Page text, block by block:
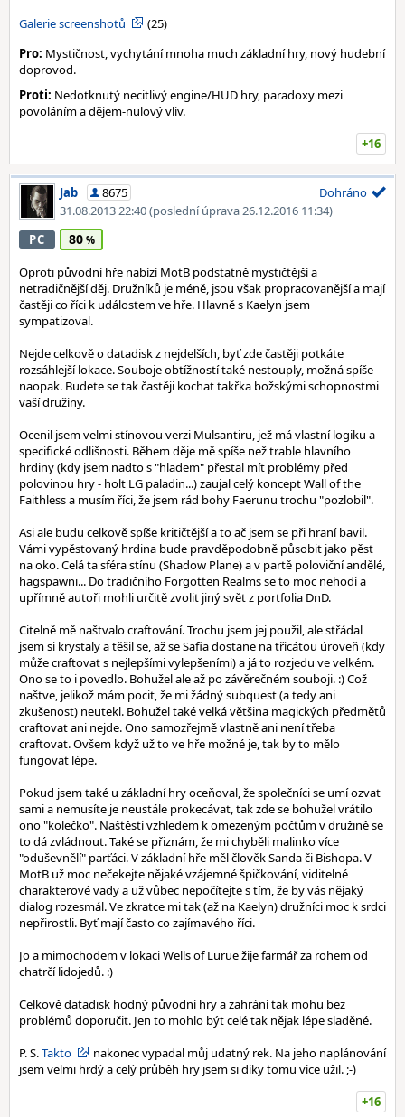
Galerie screenshotů
(25)
Pro: Mystičnost, vychytání mnoha much základní hry, nový hudební
doprovod.
Proti: Nedotknutý necitlivý engine/HUD hry, paradoxy mezi
povoláním a dějem-nulový vliv.
+16
Jab
8675
31.08.2013 22:40(poslední úprava 26.12.2016 11:34)
Dohráno
PC 80
Oproti původní hře nabízí MotB podstatně mystičtější a
netradičnější děj. Družníků je méně, jsou však propracovanější a mají
častěji co říci k událostem ve hře. Hlavně s Kaelyn jsem
sympatizoval.
Nejde celkově o datadisk z nejdelších, byť zde častěji potkáte
rozsáhlejší lokace. Souboje obtížností také nestouply, možná spíše
naopak. Budete se tak častěji kochat takřka božskými schopnostmi
vaší družiny.
Ocenil jsem velmi stínovou verzi Mulsantiru, jež má vlastní logiku a
specifické odlišnosti. Během děje mě spíše než trable hlavního
hrdiny (kdy jsem nadto s "hladem" přestal mít problémy před
polovinou hry - holt LG paladin...) zaujal celý koncept Wall of the
Faithless a musím říci, že jsem rád bohy Faerunu trochu "pozlobil".
Asi ale budu celkově spíše kritičtější a to ač jsem se při hraní bavil.
Vámi vypěstovaný hrdina bude pravděpodobně působit jako pěst
na oko. Celá ta sféra stínu (Shadow Plane) a v partě poloviční andělé,
hagspawni... Do tradičního Forgotten Realms se to moc nehodí a
upřímně autoři mohli určitě zvolit jiný svět z portfolia DnD.
Citelně mě naštvalo craftování. Trochu jsem jej použil, ale střádal
jsem si krystaly a těšil se, až se Safia dostane na třicátou úroveň (kdy
může craftovat s nejlepšími vylepšeními) a já to rozjedu ve velkém.
Ono se to i povedlo. Bohužel ale až po závěrečném souboji. :) Což
naštve, jelikož mám pocit, že mi žádný subquest (a tedy ani
zkušenost) neutekl. Bohužel také velká většina magických předmětů
craftovat ani nejde. Ono samozřejmě vlastně ani není třeba
craftovat. Ovšem když už to ve hře možné je, tak by to mělo
fungovat lépe.
Pokud jsem také u základní hry oceňoval, že společníci se umí ozvat
sami a nemusíte je neustále prokecávat, tak zde se bohužel vrátilo
ono "kolečko". Naštěstí vzhledem k omezeným počtům v družině se
to dá zvládnout. Také se přiznám, že mi chyběli malinko více
"oduševnělí" parťáci. V základní hře měl člověk Sanda či Bishopa. V
MotB už moc nečekejte nějaké vzájemné špičkování, viditelné
charakterové vady a už vůbec nepočítejte s tím, že by vás nějaký
dialog rozesmál. Ve zkratce mi tak (až na Kaelyn) družníci moc k srdci
nepřirostli. Byť mají často co zajímavého říci.
Jo a mimochodem v lokaci Wells of Lurue žije farmář za rohem od
chatrčí lidojedů. :)
Celkově datadisk hodný původní hry a zahrání tak mohu bez
problémů doporučit. Jen to mohlo být celé tak nějak lépe sladěné.
P. S.Takto
nakonec vypadal můj udatný rek. Na jeho naplánování
jsem velmi hrdý a celý průběh hry jsem si díky tomu více užil. ;-)
+16